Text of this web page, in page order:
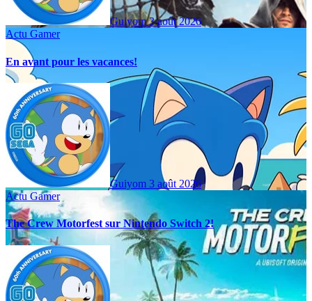
Guiyom3 août 2026
Actu Gamer
En avant pour les vacances!
Guiyom 3 août 2026
Actu Gamer
The Crew Motorfest sur Nintendo Switch 2!